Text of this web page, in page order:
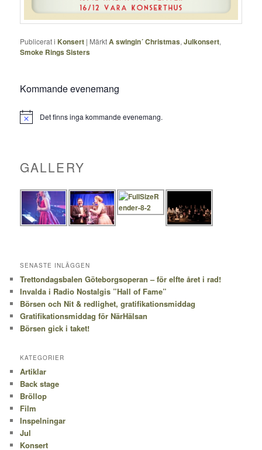
Publicerat i Konsert | MärktA swingin´ Christmas,Julkonsert,
Smoke Rings Sisters
Kommande evenemang
Notis Det finns inga kommande evenemang.
GALLERY
SENASTE INLÄGGEN
Trettondagsbalen Göteborgsoperan – för elfte året i rad!
Invalda i Radio Nostalgis ”Hall of Fame”
Börsen och Nit & redlighet, gratifikationsmiddag
Gratifikationsmiddag för NärHälsan
Börsen gick i taket!
KATEGORIER
Artiklar
Back stage
Bröllop
Film
Inspelningar
Jul
Konsert